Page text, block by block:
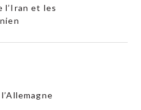
l’Iran et les